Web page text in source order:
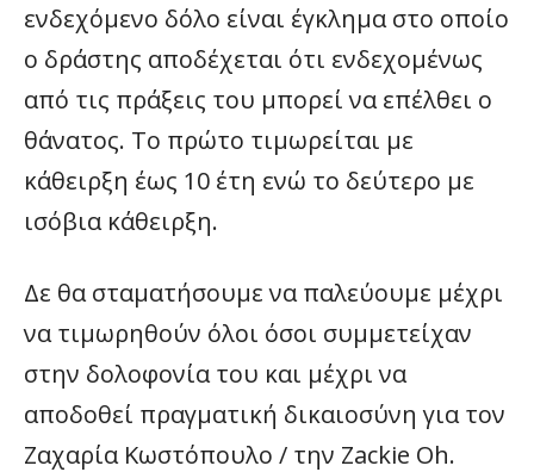
ενδεχόμενο δόλο είναι έγκλημα στο οποίο
ο δράστης αποδέχεται ότι ενδεχομένως
από τις πράξεις του μπορεί να επέλθει ο
θάνατος. Το πρώτο τιμωρείται με
κάθειρξη έως 10 έτη ενώ το δεύτερο με
ισόβια κάθειρξη.
Δε θα σταματήσουμε να παλεύουμε μέχρι
να τιμωρηθούν όλοι όσοι συμμετείχαν
στην δολοφονία του και μέχρι να
αποδοθεί πραγματική δικαιοσύνη για τον
Ζαχαρία Κωστόπουλο / την Zackie Oh.